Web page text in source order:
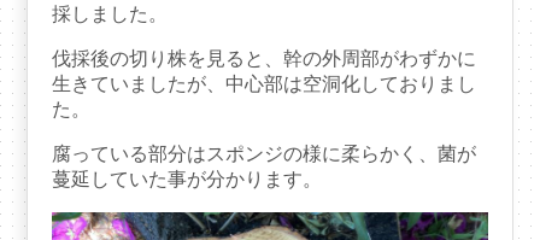
採しました。
伐採後の切り株を見ると、幹の外周部がわずかに
生きていましたが、中心部は空洞化しておりまし
た。
腐っている部分はスポンジの様に柔らかく、菌が
蔓延していた事が分かります。